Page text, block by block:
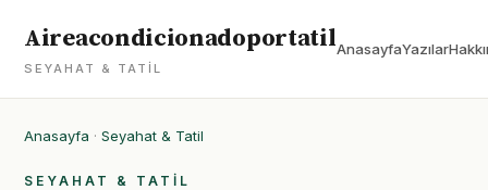
Aireacondicionadoportatil
SEYAHAT & TATIL
AnasayfaYazılar
Anasayfa · Seyahat & Tatil
SEYAHAT & TATIL